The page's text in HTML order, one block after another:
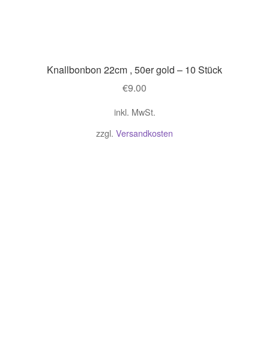
Knallbonbon 22cm , 50er gold – 10 Stück
€9.00
inkl. MwSt.
zzgl. Versandkosten